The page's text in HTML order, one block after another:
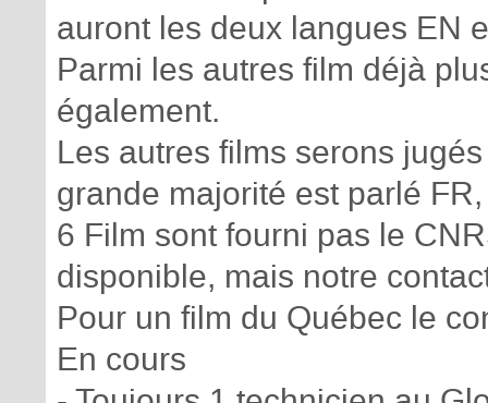
auront les deux langues EN
Parmi les autres film déjà
également.
Les autres films serons
grande majorité est parlé
6 Film sont fourni pas le
disponible, mais notre
Pour un film du Québec le
En cours